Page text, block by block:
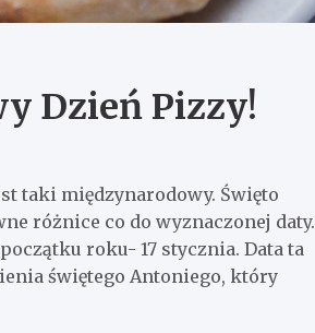
Dzień Pizzy!
taki międzynarodowy. Święto
różnice co do wyznaczonej daty.
roku- 17 stycznia. Data ta
świętego Antoniego, który